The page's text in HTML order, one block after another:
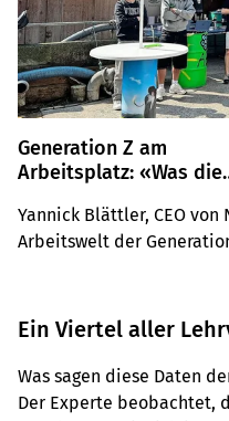
Generation Z am
Arbeitsplatz: «Was die
ein Gewinn»
Yannick Blättler, CEO
Arbeitswelt der
Ein Viertel aller
Was sagen diese Daten
Der Experte beobachtet,